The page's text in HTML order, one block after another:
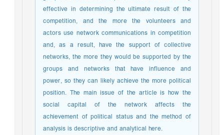
effective in determining the ultimate result of the
competition, and the more the volunteers and
actors use network communications in competition
and, as a result, have the support of collective
networks, the more they would be supported by the
groups and networks that have influence and
power, so they can likely achieve the more political
position. The main issue of the article is how the
social capital of the network affects the
achievement of political status and the method of
analysis is descriptive and analytical here.